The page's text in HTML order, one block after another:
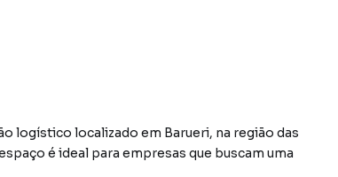
logístico localizado em Barueri, na região das
é ideal para empresas que buscam uma